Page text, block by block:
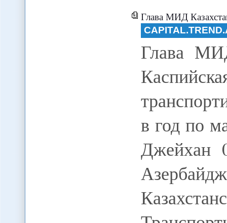
Глава МИД Казахстана: Казахстанская
Глава
в год по
Джейхан